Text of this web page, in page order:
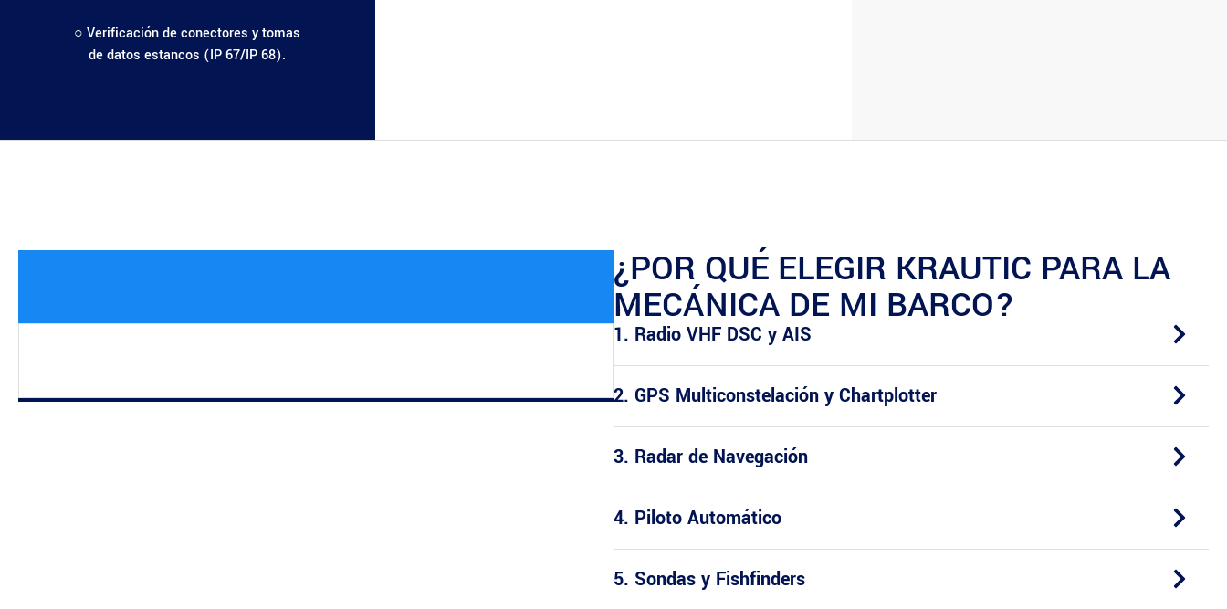
○ Verificación de conectores y tomas
de datos estancos (IP 67/IP 68).
¿POR QUÉ ELEGIR KRAUTIC PARA LA
MECÁNICA DE MI BARCO?
1. Radio VHF DSC y AIS
2. GPS Multiconstelación y Chartplotter
3. Radar de Navegación
4. Piloto Automático
5. Sondas y Fishfinders